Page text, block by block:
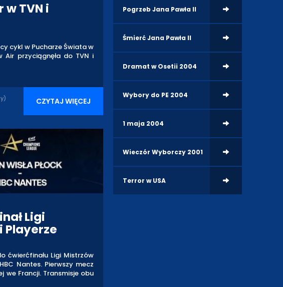
w TVN i
cykl w Pucharze Świata w
Air przyciągnęła do TVN i
CZYTAJ WIĘCEJ
Ligi
Playerze
ćwierćfinału Ligi Mistrzów
Nantes. Pierwszy mecz
we Francji. Transmisje obu
Pogrzeb Jana Pawła II
Śmierć Jana Pawła II
Dramat w Osetii 2004
Wybory do PE 2004
1 maja 2004
Wieczór Wyborczy 2001
Terror w USA